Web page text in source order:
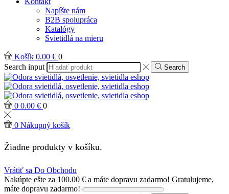
Napíšte nám
B2B spolupráca
Katalógy
Svietidlá na mieru
Košík 0.00 € 0
Search input
Search
0 0.00 € 0
0 Nákupný košík
Žiadne produkty v košíku.
Vrátiť sa Do Obchodu
Nakúpte ešte za 100.00 € a máte dopravu zadarmo! Gratulujeme,
máte dopravu zadarmo!